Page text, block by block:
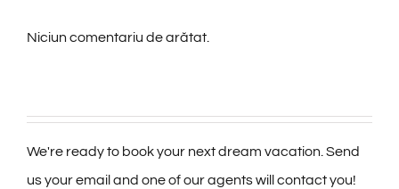
Niciun comentariu de arătat.
We're ready to book your next dream vacation. Send
us your email and one of our agents will contact you!